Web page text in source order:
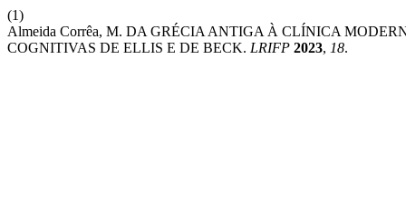
(1)
Almeida Corrêa, M. DA GRÉCIA ANTIGA À CLÍNICA
COGNITIVAS DE ELLIS E DE BECK. LRIFP 2023, 18.